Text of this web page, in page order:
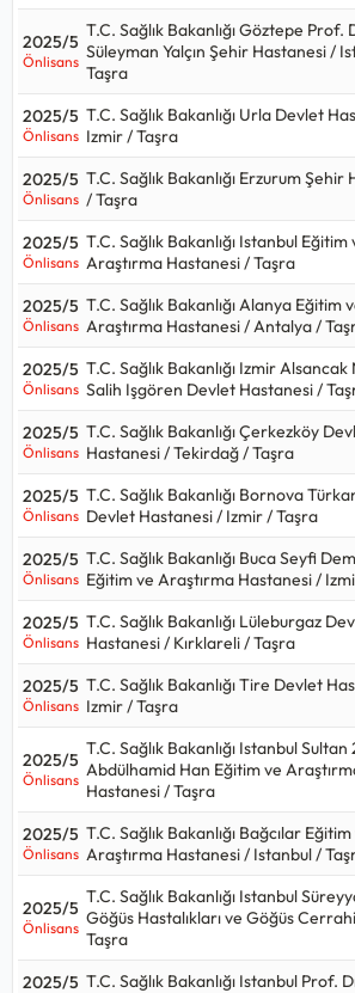
2025/5
Önlisans
T.C. Sağlık Bakanlığı Göztepe Prof.
Süleyman Yalçın Şehir Hastanesi /
Taşra
2025/5
Önlisans
T.C. Sağlık Bakanlığı Urla Devlet
Izmir / Taşra
2025/5
Önlisans
T.C. Sağlık Bakanlığı Erzurum Şehir
/ Taşra
2025/5
Önlisans
T.C. Sağlık Bakanlığı Istanbul Eğitim
Araştırma Hastanesi / Taşra
2025/5
Önlisans
T.C. Sağlık Bakanlığı Alanya Eğitim
Araştırma Hastanesi / Antalya /
2025/5
Önlisans
T.C. Sağlık Bakanlığı Izmir
Salih Işgören Devlet Hastanesi /
2025/5
Önlisans
T.C. Sağlık Bakanlığı Çerkezköy
Hastanesi / Tekirdağ / Taşra
2025/5
Önlisans
T.C. Sağlık Bakanlığı Bornova
Devlet Hastanesi / Izmir / Taşra
2025/5
Önlisans
T.C. Sağlık Bakanlığı Buca Seyfi
Eğitim ve Araştırma Hastanesi /
2025/5
Önlisans
T.C. Sağlık Bakanlığı Lüleburgaz
Hastanesi / Kırklareli / Taşra
2025/5
Önlisans
T.C. Sağlık Bakanlığı Tire Devlet
Izmir / Taşra
2025/5
Önlisans
T.C. Sağlık Bakanlığı Istanbul Sultan
Abdülhamid Han Eğitim ve
Hastanesi / Taşra
2025/5
Önlisans
T.C. Sağlık Bakanlığı Bağcılar
Araştırma Hastanesi / Istanbul /
2025/5
Önlisans
T.C. Sağlık Bakanlığı Istanbul
Göğüs Hastalıkları ve Göğüs
Taşra
2025/5 T.C. Sağlık Bakanlığı Istanbul Prof.